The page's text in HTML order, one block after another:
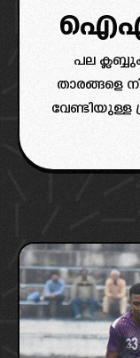
പല
താരങ്ങളെ
വേണ്ടിയുള്ള
ഐഎസ്എൽ
തങ്ങളുടെ